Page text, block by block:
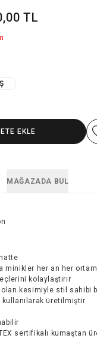
TL
EKLE
MAĞAZADA BUL
minikler her an her
kolaylaştırır
olan kesimiyle stil sahibi
kullanılarak üretilmiştir
sertifikalı kumaştan